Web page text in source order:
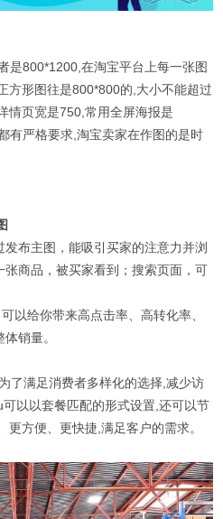
是800*1200,在淘宝平台上每一张图
方形图往是800*800的,大小不能超过
情页宽是750,常用全屏海报是
有严格要求,淘宝卖家在作图的是时
布主图，能吸引买家的注意力并浏
商品，被买家看到；搜索页面，可
以给你带来高点击率、高转化率、
销量。
了满足消费者多样化的选择,减少访
以以套餐匹配的形式设置,还可以节
方便、更快捷,满足客户的需求。